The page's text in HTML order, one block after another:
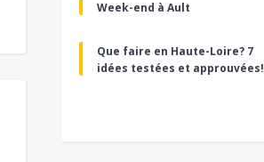
Week-end à Ault
Que faire en Haute-Loire? 7
idées testées et approuvées!